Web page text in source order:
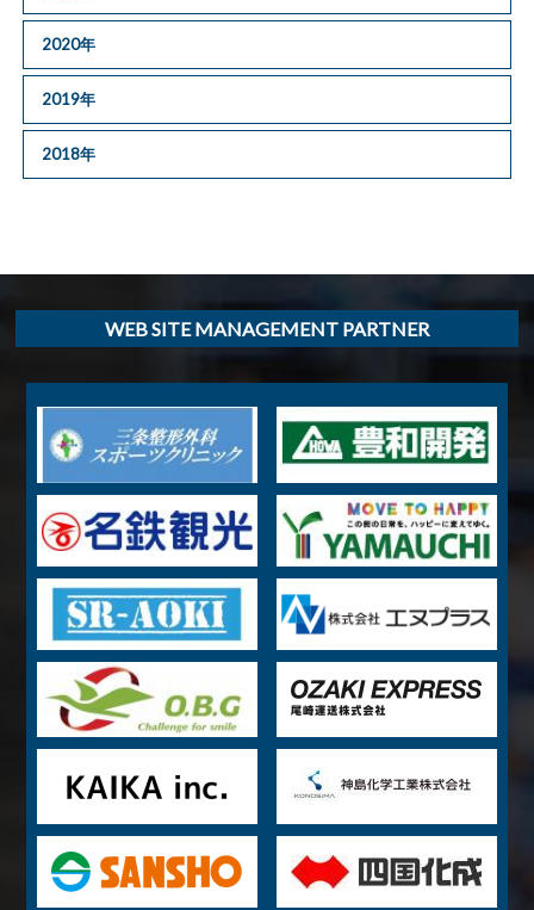
2020年
2019年
2018年
WEB SITE MANAGEMENT PARTNER